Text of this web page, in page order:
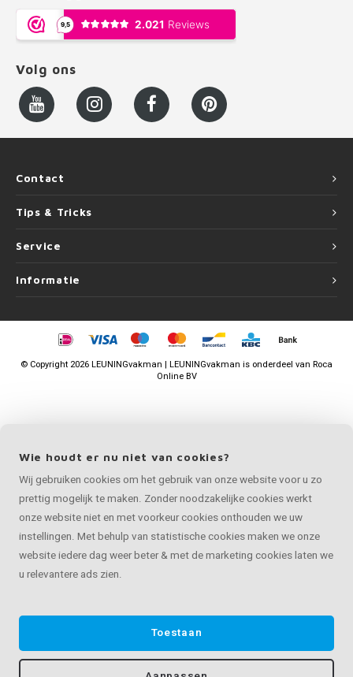
Volg ons
Contact
Tips & Tricks
Service
Informatie
© Copyright 2026 LEUNINGvakman | LEUNINGvakman is onderdeel van Roca
Online BV
Wie houdt er nu niet van cookies?
Wij gebruiken cookies om het gebruik van onze website voor u zo
prettig mogelijk te maken. Zonder noodzakelijke cookies werkt
onze website niet en met voorkeur cookies onthouden we uw
instellingen. Met behulp van statistische cookies maken we onze
website iedere dag weer beter & met de marketing cookies laten we
u relevantere ads zien.
Toestaan